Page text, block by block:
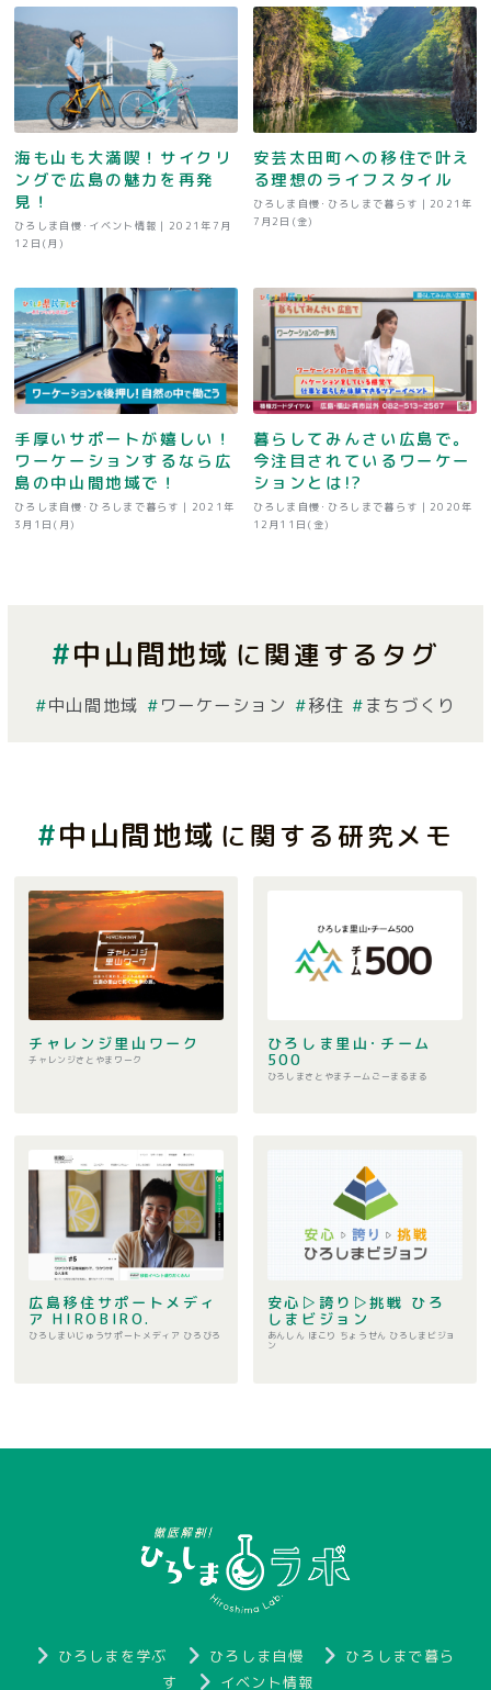
海も山も大満喫！サイクリ
ングで広島の魅力を再発
見！
ひろしま自慢･イベント情報 | 2021年7月
12日(月)
安芸太田町への移住で叶え
る理想のライフスタイル
ひろしま自慢･ひろしまで暮らす | 2021年
7月2日(金)
手厚いサポートが嬉しい！
ワーケーションするなら広
島の中山間地域で！
ひろしま自慢･ひろしまで暮らす | 2021年
3月1日(月)
暮らしてみんさい広島で。
今注目されているワーケー
ションとは!?
ひろしま自慢･ひろしまで暮らす | 2020年
12月11日(金)
中山間地域 に関連するタグ
中山間地域 ワーケーション 移住 まちづくり
中山間地域 に関する研究メモ
チャレンジ里山ワーク
チャレンジさとやまワーク
ひろしま⾥⼭･チーム
500
ひろしまさとやまチームごーまるまる
広島移住サポートメディ
ア HIROBIRO.
ひろしまいじゅうサポートメディア ひろびろ
安心▷誇り▷挑戦 ひろ
しまビジョン
あんしん ほこり ちょうせん ひろしまビジョ
ン
ひろしまを学ぶ ひろしま自慢
ひろしまで暮ら
す
イベント情報